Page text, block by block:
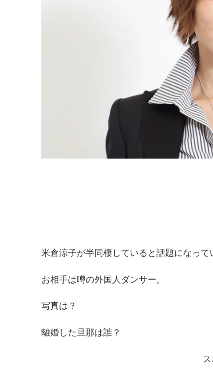
米倉涼子が半同棲していると話題になって
お相手は噂の外国人ダンサー。
写真は？
離婚した旦那は誰？